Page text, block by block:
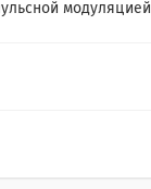
модуляцией